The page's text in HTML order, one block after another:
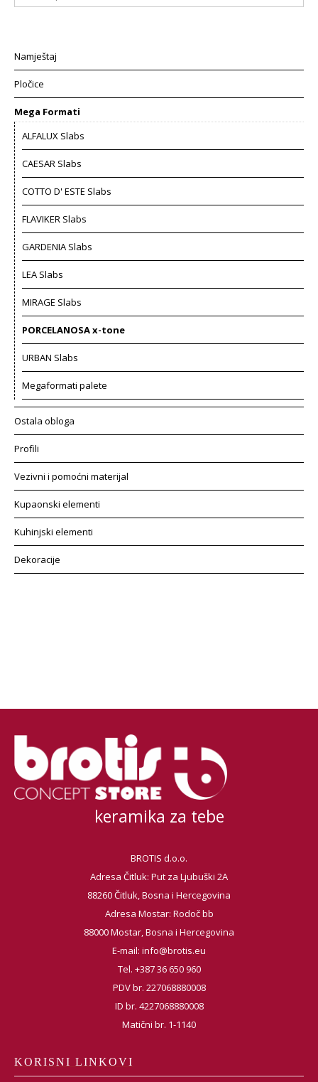
Namještaj
Pločice
Mega Formati
ALFALUX Slabs
CAESAR Slabs
COTTO D' ESTE Slabs
FLAVIKER Slabs
GARDENIA Slabs
LEA Slabs
MIRAGE Slabs
PORCELANOSA x-tone
URBAN Slabs
Megaformati palete
Ostala obloga
Profili
Vezivni i pomoćni materijal
Kupaonski elementi
Kuhinjski elementi
Dekoracije
keramika za tebe
BROTIS d.o.o.
Adresa Čitluk: Put za Ljubuški 2A
88260 Čitluk, Bosna i Hercegovina
Adresa Mostar: Rodoč bb
88000 Mostar, Bosna i Hercegovina
E-mail: info@brotis.eu
Tel. +387 36 650 960
PDV br. 227068880008
ID br. 4227068880008
Matični br. 1-1140
KORISNI LINKOVI